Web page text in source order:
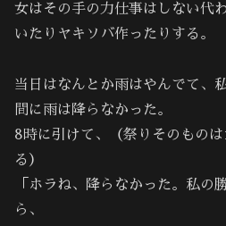
女はその手の力仕事はしない代
いたりヤキソバ作ったりする。
当日はなんとか雨はやんでて、
間に雨は降らなかった。
8時に引けて、（祭りそのもの
る）
「ホラね、降らなかった。私の
ら、